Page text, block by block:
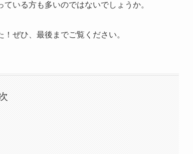
いる方も多いのではないでしょうか。
ぜひ、最後までご覧ください。